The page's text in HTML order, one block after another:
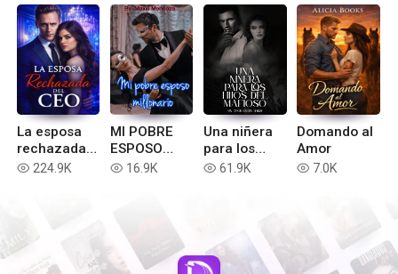
La esposa
rechazada
del ceo
read 224.9K
MI POBRE
ESPOSO
MILLONARIO
read 16.9K
Una niñera
para los
hijos del
read 61.9K
Domando al
Amor
read 7.0K